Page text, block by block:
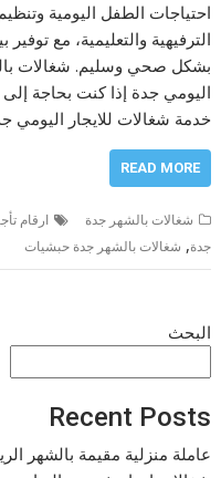
احتياجات الطفل اليومية
الترفيهية والتعليمية، مع
بشكل صحي وسليم. شغالات
اليومي جدة إذا كنت بحاجة
خدمة شغالات للايجار اليومي
READ MORE
شغالات بالشهر جدة ارقام
جدة, شغالات بالشهر جدة حبشيات
البحث
Recent Posts
عاملة منزلية مقيمة بالشهر الرياض